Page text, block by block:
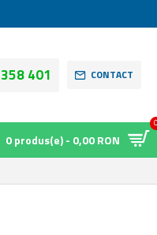
401 CONTACT
0 produs(e) - 0,00 RON